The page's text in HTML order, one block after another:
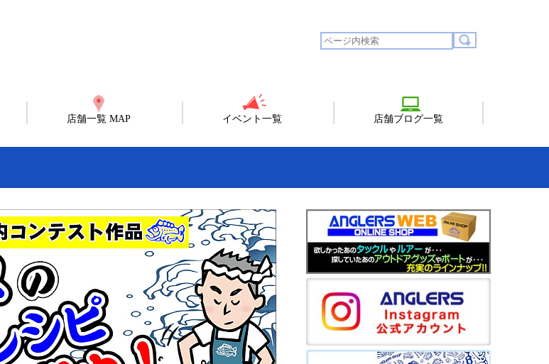
店舗一覧 MAP イベント一覧 店舗ブログ一覧